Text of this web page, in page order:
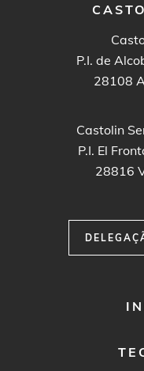
P.I. de
28108
Castolin
P.I. El
28816